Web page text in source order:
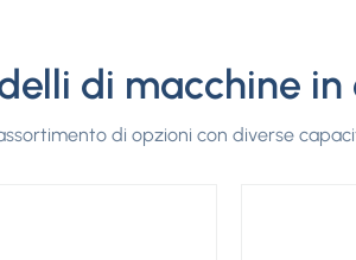
di macchine
di opzioni con diverse